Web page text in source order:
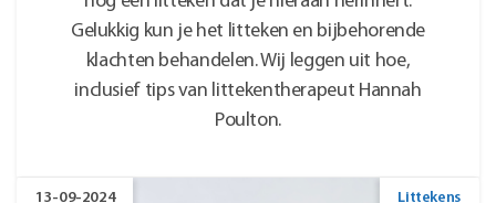
Gelukkig kun je het litteken en bijbehorende
klachten behandelen. Wij leggen uit hoe,
inclusief tips van littekentherapeut Hannah
Poulton.
13-09-2024 Littekens